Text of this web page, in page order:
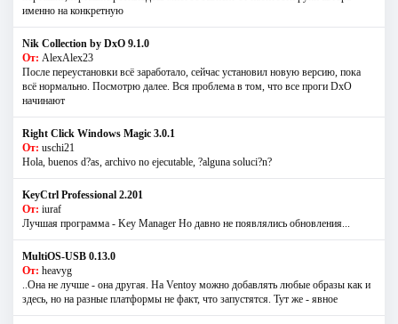
именно на конкретную
Nik Collection by DxO 9.1.0
От: AlexAlex23
После переустановки всё заработало, сейчас установил новую версию, пока
всё нормально. Посмотрю далее. Вся проблема в том, что все проги DxO
начинают
Right Click Windows Magic 3.0.1
От: uschi21
Hola, buenos d?as, archivo no ejecutable, ?alguna soluci?n?
KeyCtrl Professional 2.201
От: iuraf
Лучшая программа - Key Manager Но давно не появлялись обновления...
MultiOS-USB 0.13.0
От: heavyg
..Она не лучше - она другая. На Ventoy можно добавлять любые образы как и
здесь, но на разные платформы не факт, что запустятся. Тут же - явное